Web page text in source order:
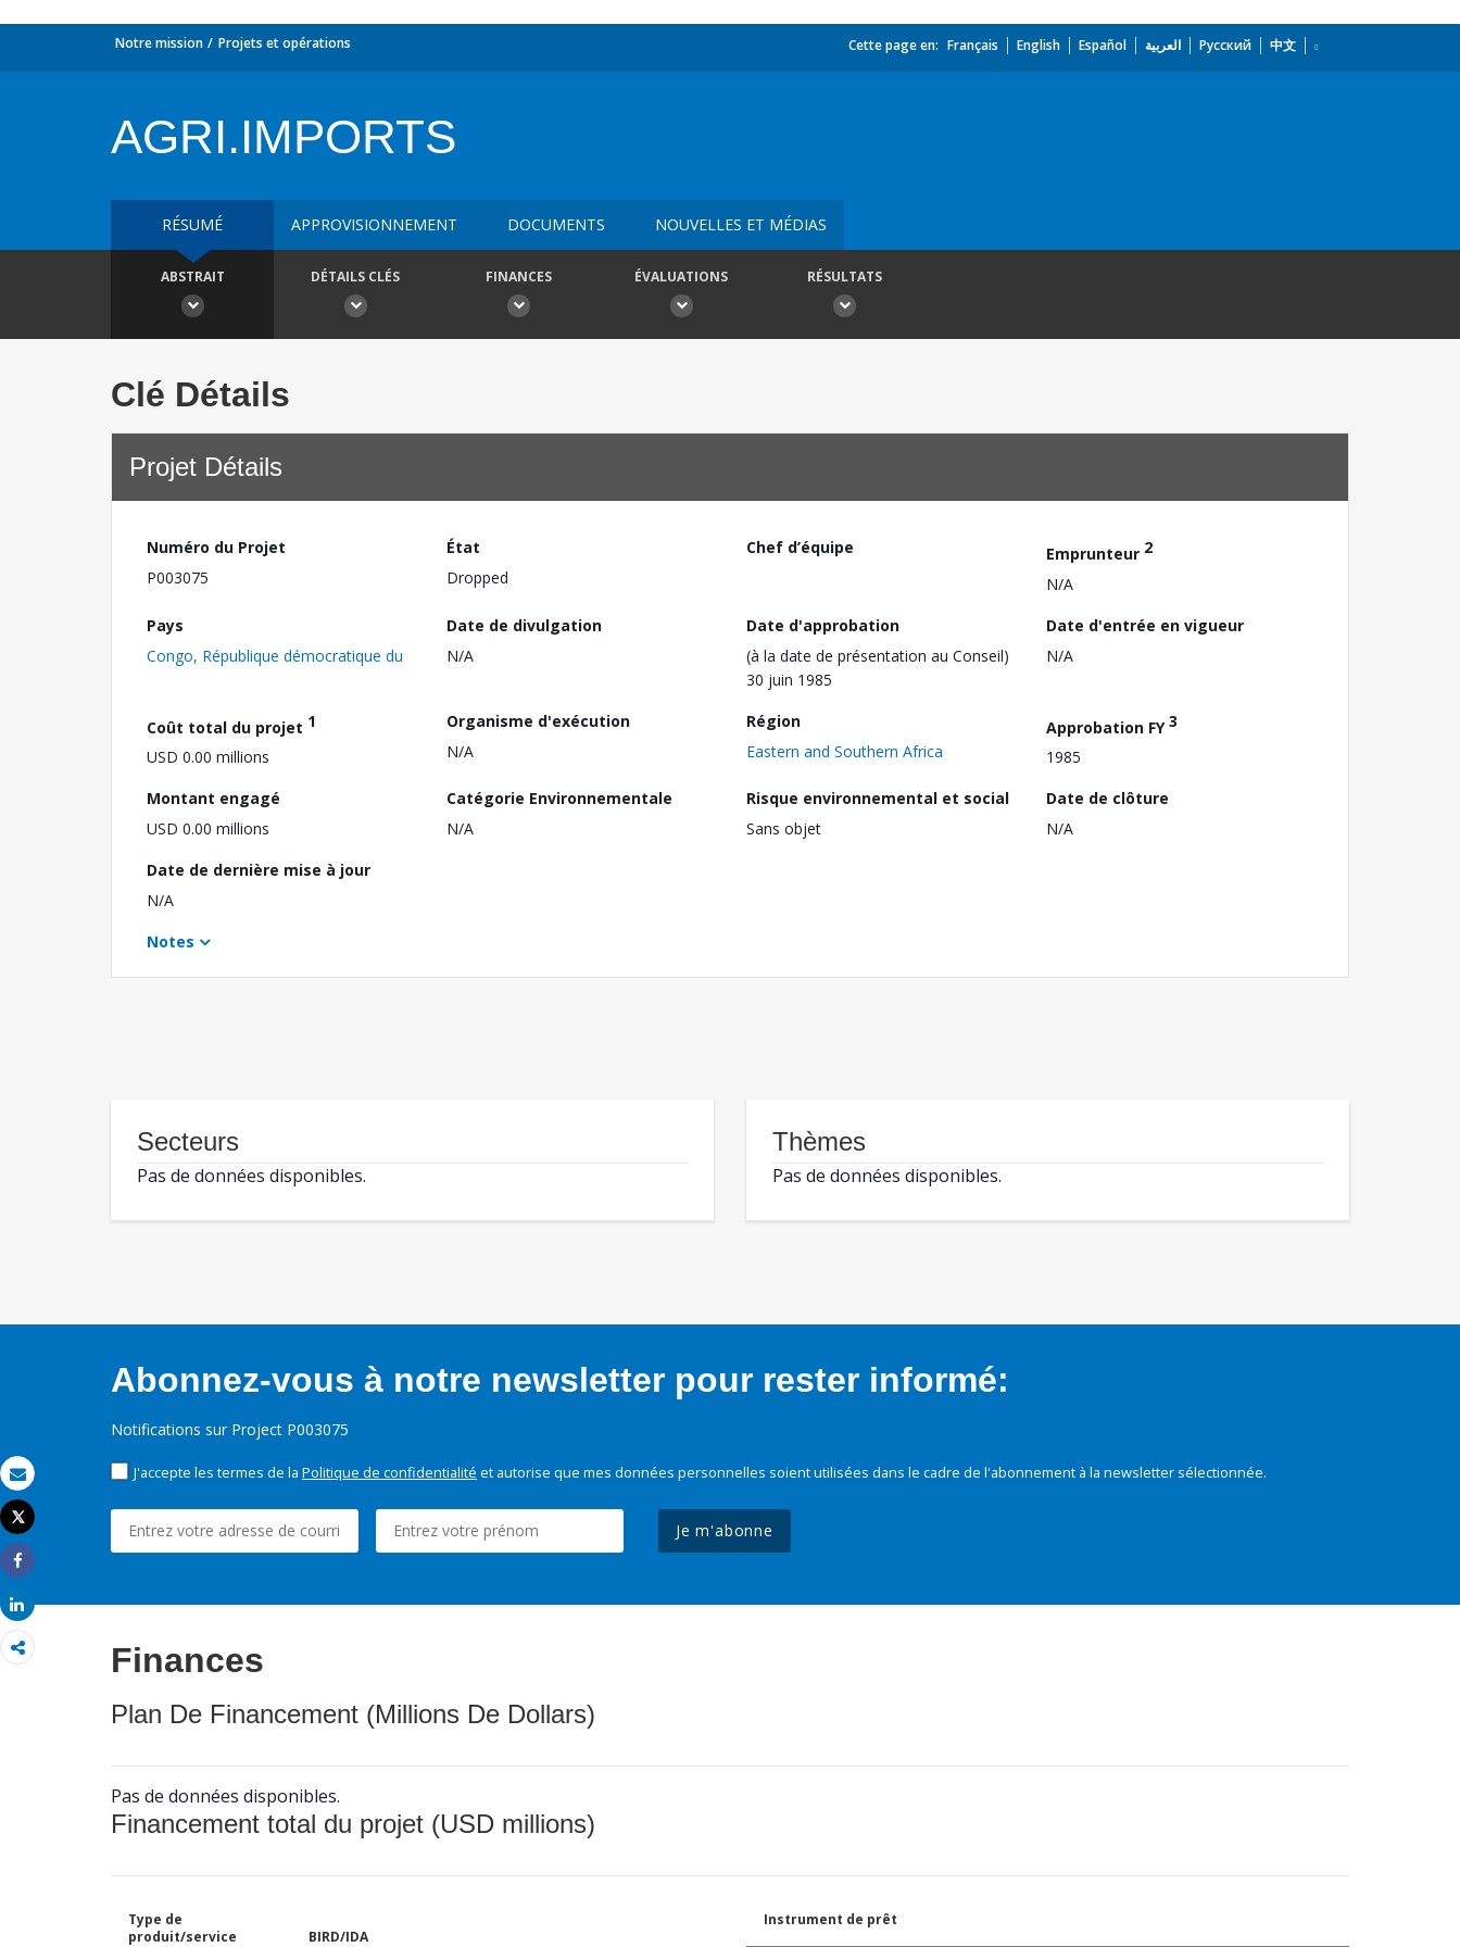
Email
Imprimer
Tweet
Share
Share
Notre mission Projets et opérations Cette page en: Français English Español العربية Русский 中文
AGRI.IMPORTS
RÉSUMÉ APPROVISIONNEMENT DOCUMENTS NOUVELLES ET MÉDIAS
ABSTRAIT DÉTAILS CLÉS FINANCES ÉVALUATIONS RÉSULTATS
Clé Détails
Projet Détails
Numéro du Projet
P003075
État
Dropped
Chef d’équipe Emprunteur 2
N/A
Pays
Congo, République démocratique du
Date de divulgation
N/A
Date d'approbation
(à la date de présentation au Conseil)
30 juin 1985
Date d'entrée en vigueur
N/A
Coût total du projet 1
USD 0.00 millions
Organisme d'exécution
N/A
Région
Eastern and Southern Africa
Approbation FY3
1985
Montant engagé
USD 0.00 millions
Catégorie Environnementale
N/A
Risque environnemental et social
Sans objet
Date de clôture
N/A
Date de dernière mise à jour
N/A
Notes
Secteurs
Pas de données disponibles.
Thèmes
Pas de données disponibles.
Abonnez-vous à notre newsletter pour rester informé:
Notifications sur Project P003075
J'accepte les termes de la Politique de confidentialité et autorise que mes données personnelles soient utilisées dans le cadre de l'abonnement à la newsletter sélectionnée.
Je m'abonne
Finances
Plan De Financement (Millions De Dollars)
Pas de données disponibles.
Financement total du projet (USD millions)
Type de
produit/service
BIRD/IDA
Instrument de prêt